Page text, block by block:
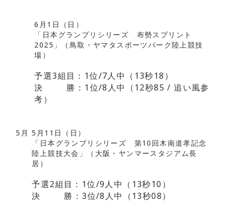
6月1日（日）
「日本グランプリシリーズ 布勢スプリント
2025」（鳥取・ヤマタスポーツパーク陸上競技
場）
予選3組目：1位/7人中（13秒18）
決 勝：1位/8人中（12秒85 / 追い風参
考）
5月 5月11日（日）
「日本グランプリシリーズ 第10回木南道孝記念
陸上競技大会」（大阪・ヤンマースタジアム長
居）
予選2組目：1位/9人中（13秒10）
決 勝：3位/8人中（13秒08）